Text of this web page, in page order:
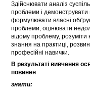
Здійснювати аналіз
проблеми і демонструвати
формулювати власні
проблеми, оцінювати
відому проблему,
знання на практиці,
професійні навички.
В результаті вивчення
повинен
знати: